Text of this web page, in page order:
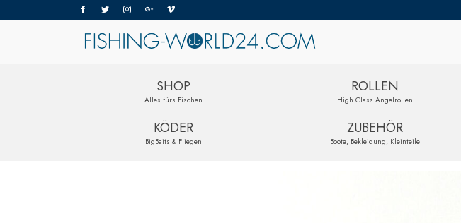
SHOP
Alles fürs Fischen
ROLLEN
High Class Angelrollen
KÖDER
BigBaits & Fliegen
ZUBEHÖR
Boote, Bekleidung, Kleinteile